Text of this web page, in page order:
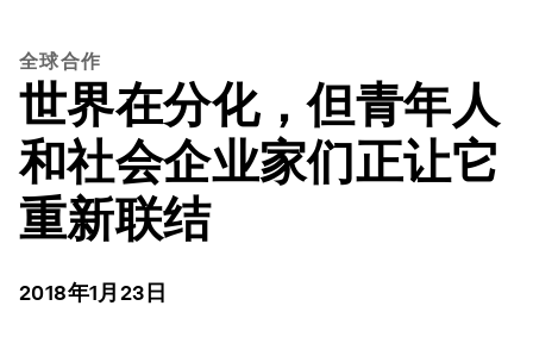
全球合作
世界在分化，但青年人
和社会企业家们正让它
重新联结
2018年1月23日